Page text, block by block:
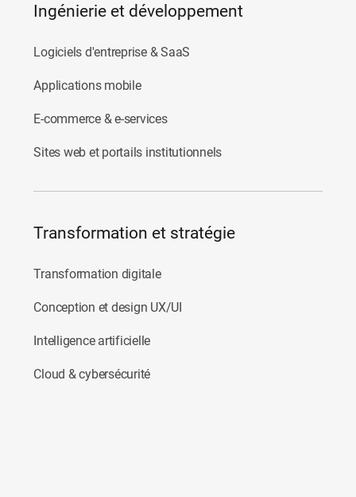
Ingénierie et développement
Logiciels d'entreprise & SaaS
Applications mobile
E-commerce & e-services
Sites web et portails institutionnels
Transformation et stratégie
Transformation digitale
Conception et design UX/UI
Intelligence artificielle
Cloud & cybersécurité